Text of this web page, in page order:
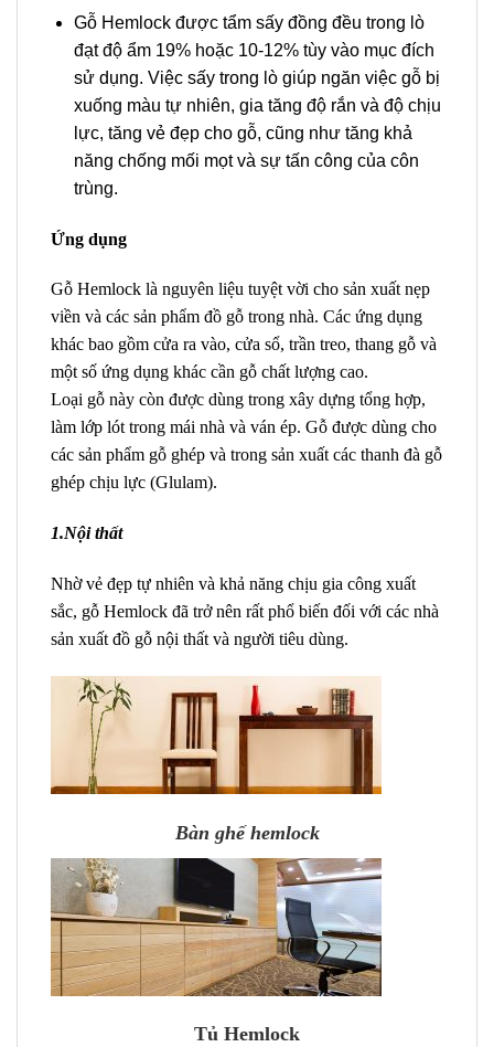
Gỗ Hemlock được tẩm sấy đồng đều trong lò
đạt độ ẩm 19% hoặc 10-12% tùy vào mục đích
sử dụng. Việc sấy trong lò giúp ngăn việc gỗ bị
xuống màu tự nhiên, gia tăng độ rắn và độ chịu
lực, tăng vẻ đẹp cho gỗ, cũng như tăng khả
năng chống mối mọt và sự tấn công của côn
trùng.
Ứng dụng
Gỗ Hemlock là nguyên liệu tuyệt vời cho sản xuất nẹp
viền và các sản phẩm đồ gỗ trong nhà. Các ứng dụng
khác bao gồm cửa ra vào, cửa sổ, trần treo, thang gỗ và
một số ứng dụng khác cần gỗ chất lượng cao.
Loại gỗ này còn được dùng trong xây dựng tổng hợp,
làm lớp lót trong mái nhà và ván ép. Gỗ được dùng cho
các sản phẩm gỗ ghép và trong sản xuất các thanh đà gỗ
ghép chịu lực (Glulam).
1.Nội thất
Nhờ vẻ đẹp tự nhiên và khả năng chịu gia công xuất
sắc, gỗ Hemlock đã trở nên rất phổ biến đối với các nhà
sản xuất đồ gỗ nội thất và người tiêu dùng.
Bàn ghế hemlock
Tủ Hemlock